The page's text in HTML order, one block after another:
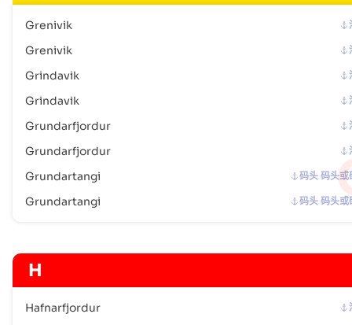
Grenivik
Grenivik
Grindavik
Grindavik
Grundarfjordur
Grundarfjordur
Grundartangi 码头 码头或
Grundartangi 码头 码头或
H
Hafnarfjordur